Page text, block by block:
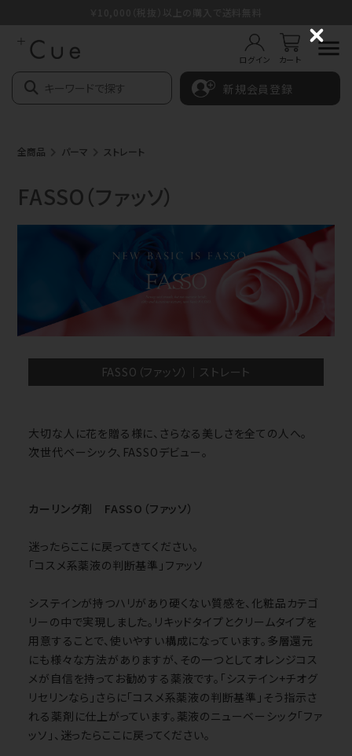
ログイン カート
新規会員登録
全商品 パーマ ストレート
FASSO（ファッソ）
FASSO（ファッソ）｜ストレート
大切な人に花を贈る様に、さらなる美しさを全ての人へ。
次世代ベーシック、FASSOデビュー。
カーリング剤 FASSO（ファッソ）
迷ったらここに戻ってきてください。
「コスメ系薬液の判断基準」ファッソ
システインが持つハリがあり硬くない質感を、化粧品カテゴ
リーの中で実現しました。リキッドタイプとクリームタイプを
用意することで、使いやすい構成になっています。多層還元
にも様々な方法がありますが、その一つとして オレンジコス
メが自信を持ってお勧めする薬液です。「システイン+チオグ
リセリンなら」さらに「コスメ系薬液の判断基準」そう指示さ
れる薬剤に仕上がっています。薬液のニューベーシック「ファ
ッソ」、迷ったらここに戻ってください。
C
l